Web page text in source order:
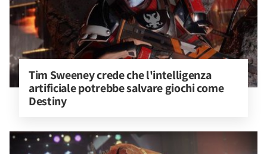
Tim Sweeney crede che l'intelligenza
artificiale potrebbe salvare giochi come
Destiny